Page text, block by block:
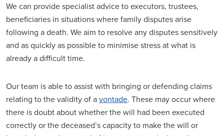
We can provide specialist advice to executors, trustees,
beneficiaries in situations where family disputes arise
following a death. We aim to resolve any disputes sensitively
and as quickly as possible to minimise stress at what is
already a difficult time.
Our team is able to assist with bringing or defending claims
relating to the validity of avontade. These may occur where
there is doubt about whether the will had been executed
correctly or the deceased’s capacity to make the will or